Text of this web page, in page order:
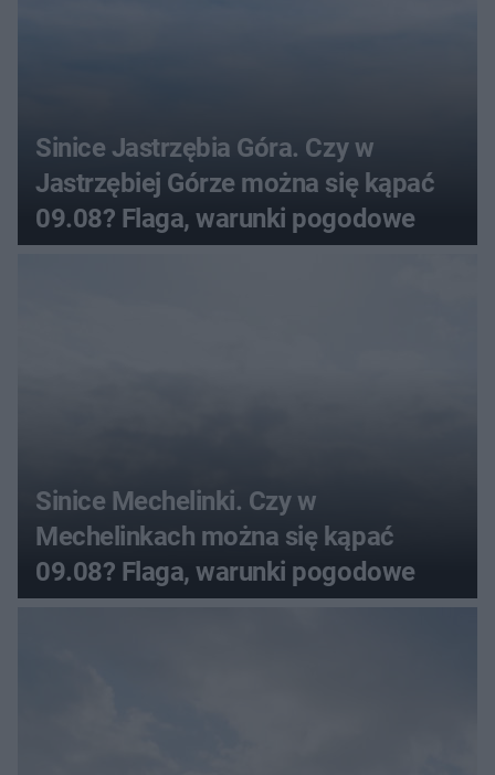
Sinice Jastrzębia Góra. Czy w
Jastrzębiej Górze można się kąpać
09.08? Flaga, warunki pogodowe
Sinice Mechelinki. Czy w
Mechelinkach można się kąpać
09.08? Flaga, warunki pogodowe